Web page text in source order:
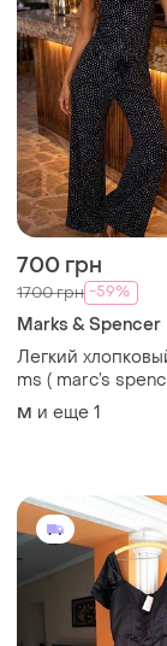
700 грн
1700 грн -59%
Marks & Spencer
Легкий
ms ( marc’s
горошек, тренд и
смешались
M и еще 1